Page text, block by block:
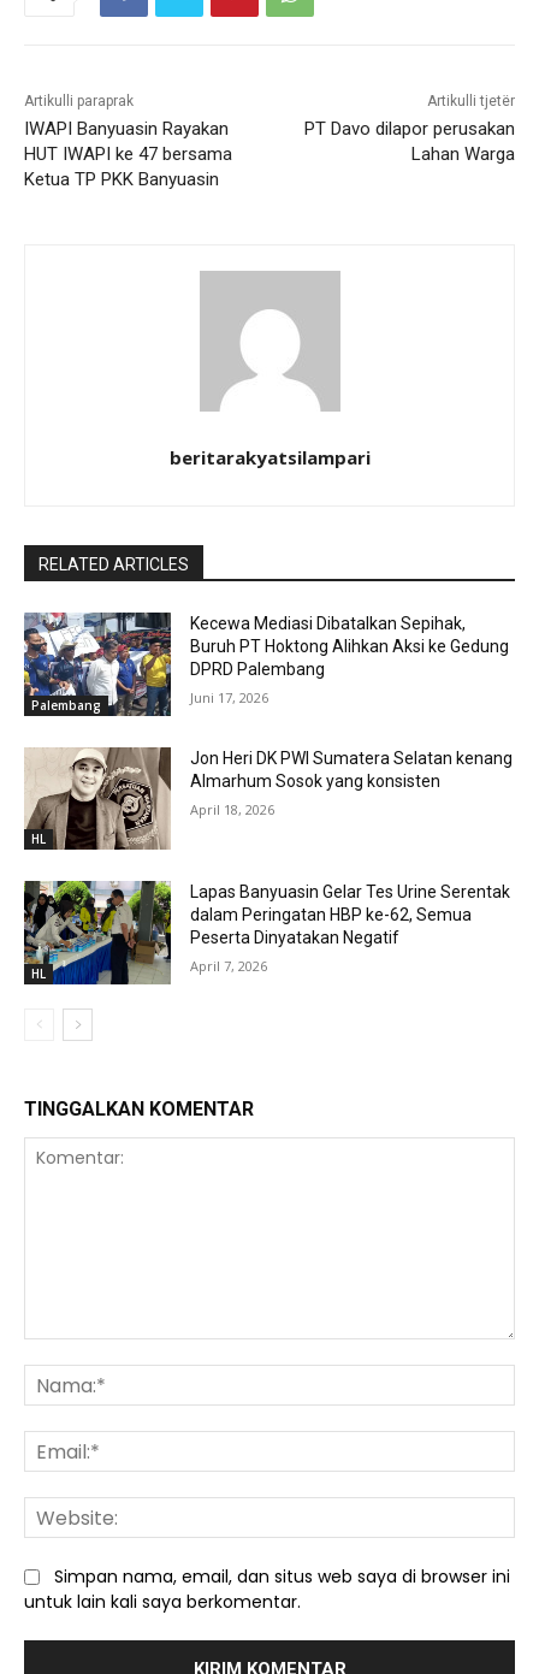
Artikulli paraprak
IWAPI Banyuasin Rayakan
HUT IWAPI ke 47 bersama
Ketua TP PKK Banyuasin
Artikulli tjetër
PT Davo dilapor perusakan
Lahan Warga
beritarakyatsilampari
RELATED ARTICLES
Palembang
Kecewa Mediasi Dibatalkan Sepihak,
Buruh PT Hoktong Alihkan Aksi ke Gedung
DPRD Palembang
Juni 17, 2026
HL
Jon Heri DK PWI Sumatera Selatan kenang
Almarhum Sosok yang konsisten
April 18, 2026
HL
Lapas Banyuasin Gelar Tes Urine Serentak
dalam Peringatan HBP ke-62, Semua
Peserta Dinyatakan Negatif
April 7, 2026
TINGGALKAN KOMENTAR
Simpan nama, email, dan situs web saya di browser ini
untuk lain kali saya berkomentar.